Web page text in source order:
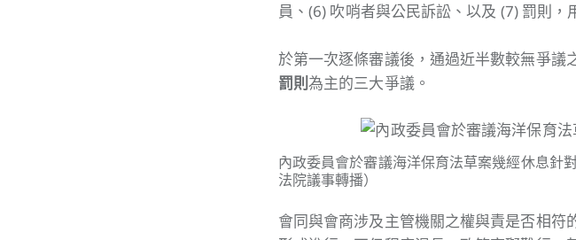
員、(6) 吹哨者與公民訴訟、以及 (7) 罰則，
於第一次逐條審議後，通過近半數較無爭議
罰則為主的三大爭議。
內政委員會於審議海洋保育法草案幾經休息針
法院議事轉播）
會同與會商涉及主管機關之權與責是否相符